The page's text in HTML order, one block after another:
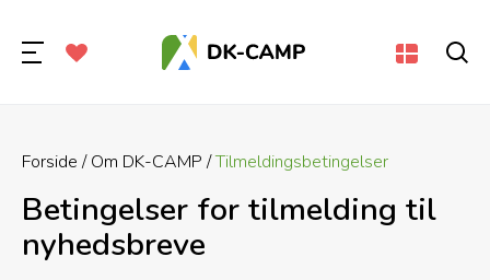
Forside Om DK-CAMP Tilmeldingsbetingelser
Betingelser for tilmelding til
nyhedsbreve